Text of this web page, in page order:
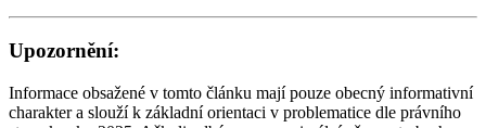
Upozornění:
Informace obsažené v tomto článku mají pouze obecný informativní
charakter a slouží k základní orientaci v problematice dle právního